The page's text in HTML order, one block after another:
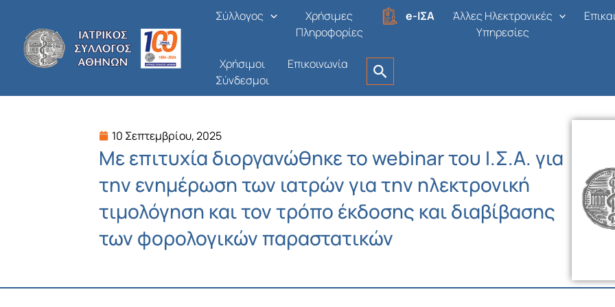
περιεχόμενο
Σύλλογος
Χρήσιμες
Πληροφορίες
e-ΙΣΑ
Άλλες Ηλεκτρονικές
Υπηρεσίες
Χρήσιμοι
Σύνδεσμοι
Επικοινωνία
10 Σεπτεμβρίου, 2025
Με επιτυχία διοργανώθηκε το webinar του Ι.Σ.Α. για
την ενημέρωση των ιατρών για την ηλεκτρονική
τιμολόγηση και τον τρόπο έκδοσης και διαβίβασης
των φορολογικών παραστατικών